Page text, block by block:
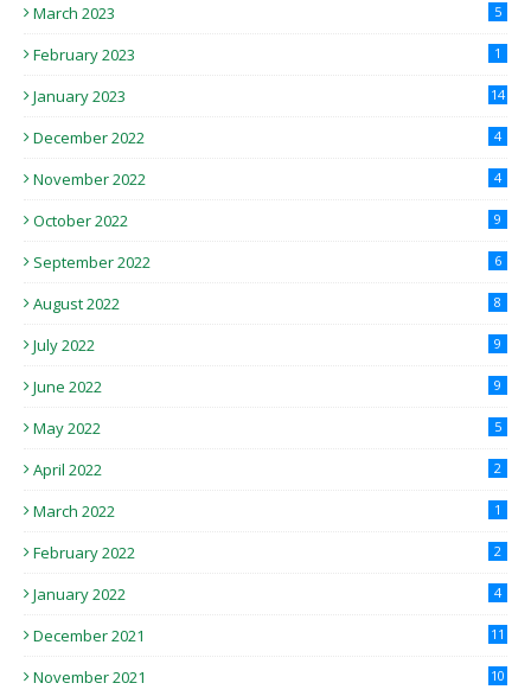
March 2023 5
February 2023 1
January 2023 14
December 2022 4
November 2022 4
October 2022 9
September 2022 6
August 2022 8
July 2022 9
June 2022 9
May 2022 5
April 2022 2
March 2022 1
February 2022 2
January 2022 4
December 2021 11
November 2021 10